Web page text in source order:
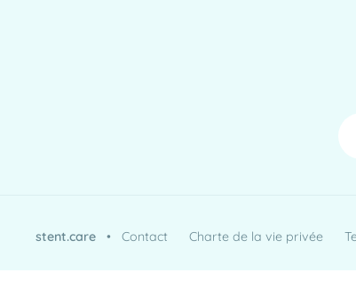
stent.care •Contact Charte de la vie privée